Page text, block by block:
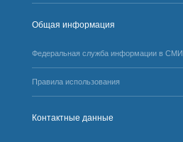
Общая информация
Федеральная служба информации в СМИ
Правила использования
Контактные данные